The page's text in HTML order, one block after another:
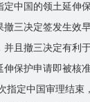
中国的领土延伸保
撤三决定签发生效
并且撤三决定有利
伸保护申请即被核
指定中国审理结束